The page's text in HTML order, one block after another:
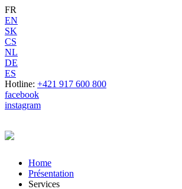
FR
EN
SK
CS
NL
DE
ES
Hotline: +421 917 600 800
facebook
instagram
Home
Présentation
Services